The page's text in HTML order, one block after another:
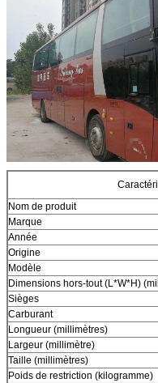
Nom de produit
Marque
Année
Origine
Modèle
Dimensions hors-tout (L*W*H)
Sièges
Carburant
Longueur (millimètres)
Largeur (millimètre)
Taille (millimètres)
Poids de restriction (kilogramme)